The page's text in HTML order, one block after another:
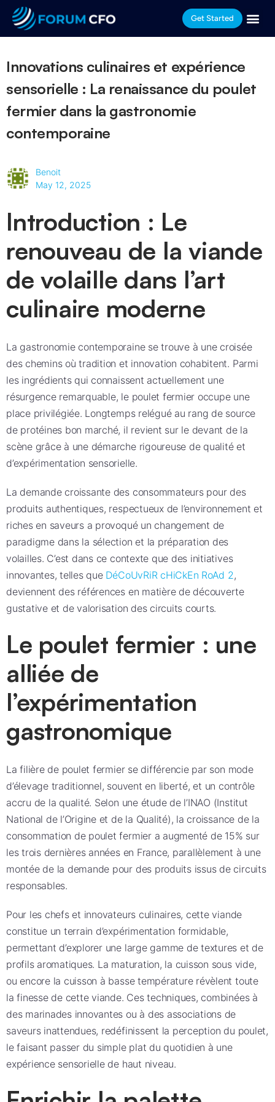
Get Started
Innovations culinaires et expérience
sensorielle : La renaissance du poulet
fermier dans la gastronomie
contemporaine
Benoit
May 12, 2025
Introduction : Le
renouveau de la viande
de volaille dans l’art
culinaire moderne
La gastronomie contemporaine se trouve à une croisée
des chemins où tradition et innovation cohabitent. Parmi
les ingrédients qui connaissent actuellement une
résurgence remarquable, le poulet fermier occupe une
place privilégiée. Longtemps relégué au rang de source
de protéines bon marché, il revient sur le devant de la
scène grâce à une démarche rigoureuse de qualité et
d’expérimentation sensorielle.
La demande croissante des consommateurs pour des
produits authentiques, respectueux de l’environnement et
riches en saveurs a provoqué un changement de
paradigme dans la sélection et la préparation des
volailles. C’est dans ce contexte que des initiatives
innovantes, telles que DéCoUvRiR cHiCkEn RoAd 2,
deviennent des références en matière de découverte
gustative et de valorisation des circuits courts.
Le poulet fermier : une
alliée de
l’expérimentation
gastronomique
La filière de poulet fermier se différencie par son mode
d’élevage traditionnel, souvent en liberté, et un contrôle
accru de la qualité. Selon une étude de l’INAO (Institut
National de l’Origine et de la Qualité), la croissance de la
consommation de poulet fermier a augmenté de 15% sur
les trois dernières années en France, parallèlement à une
montée de la demande pour des produits issus de circuits
responsables.
Pour les chefs et innovateurs culinaires, cette viande
constitue un terrain d’expérimentation formidable,
permettant d’explorer une large gamme de textures et de
profils aromatiques. La maturation, la cuisson sous vide,
ou encore la cuisson à basse température révèlent toute
la finesse de cette viande. Ces techniques, combinées à
des marinades innovantes ou à des associations de
saveurs inattendues, redéfinissent la perception du poulet,
le faisant passer du simple plat du quotidien à une
expérience sensorielle de haut niveau.